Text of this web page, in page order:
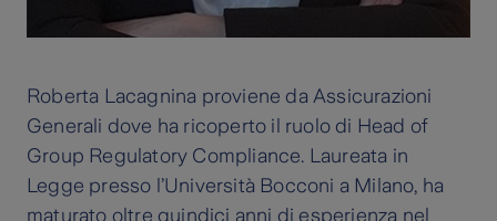
Roberta Lacagnina proviene da Assicurazioni
Generali dove ha ricoperto il ruolo di Head of
Group Regulatory Compliance. Laureata in
Legge presso l’Università Bocconi a Milano, ha
maturato oltre quindici anni di esperienza nel